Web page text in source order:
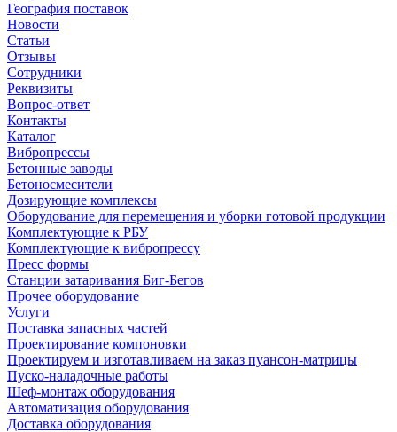
География поставок
Новости
Статьи
Отзывы
Сотрудники
Реквизиты
Вопрос-ответ
Контакты
Каталог
Вибропрессы
Бетонные заводы
Бетоносмесители
Дозирующие комплексы
Оборудование для перемещения и уборки готовой продукции
Комплектующие к РБУ
Комплектующие к вибропрессу
Пресс формы
Станции затаривания Биг-Бегов
Прочее оборудование
Услуги
Поставка запасных частей
Проектирование компоновки
Проектируем и изготавливаем на заказ пуансон-матрицы
Пуско-наладочные работы
Шеф-монтаж оборудования
Автоматизация оборудования
Доставка оборудования